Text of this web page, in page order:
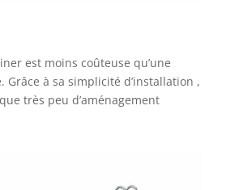
est moins coûteuse qu’une
Grâce à sa simplicité d’installation ,
très peu d’aménagement